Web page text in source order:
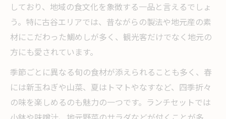
しており、地域の食文化を象徴する一品と言えるでしょ
う。特に古谷エリアでは、昔ながらの製法や地元産の素
材にこだわった鯛めしが多く、観光客だけでなく地元の
方にも愛されています。
季節ごとに異なる旬の食材が添えられることも多く、春
には新玉ねぎや山菜、夏はトマトやなすなど、四季折々
の味を楽しめるのも魅力の一つです。ランチセットでは